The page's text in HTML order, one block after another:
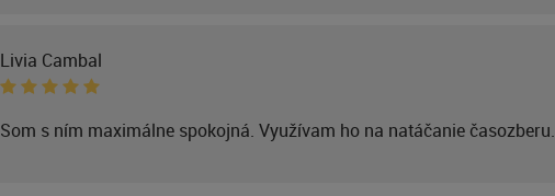
Livia Cambal
Som s ním maximálne spokojná. Využívam ho na natáčanie časozberu.